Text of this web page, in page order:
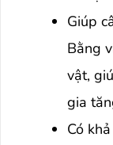
Giúp
Bằng
vật,
gia
Có